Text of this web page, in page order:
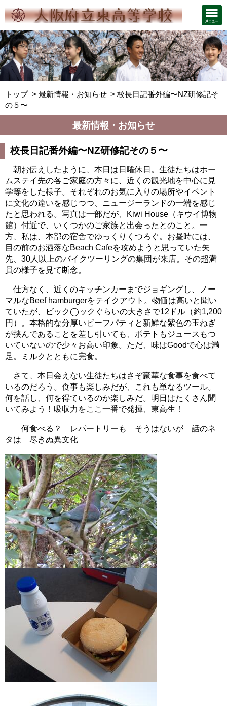
トップ 最新情報・お知らせ
校長日記番外編〜NZ研修記そ
の５〜
最新情報・お知らせ
校長日記番外編〜NZ研修記その５〜
朝お伝えしたように、本日は日曜休日。生徒たちはホー
ムステイ先の各ご家庭の方々に、近くの観光地を中心に見
学等をした様子。それぞれのお気に入りの場所やイベント
に文化の違いを感じつつ、ニュージーランドの一端を感じ
たと思われる。写真は一部だが、Kiwi House（キウイ博物
館）付近で、いくつかのご家族と出会ったとのこと。一
方、私は、本部の宿舎でゆっくりくつろぐ。お昼時には、
目の前のお洒落なBeach Cafeを攻めようと思っていた矢
先、30人以上のバイクツーリングの集団が来店。その超満
員の様子を見て断念。
仕方なく、近くのキッチンカーまでジョギングし、ノー
マルなBeef hamburgerをテイクアウト。物価は高いと聞い
ていたが、ビック◯ックぐらいの大きさで12ドル（約1,200
円）。本格的な分厚いビーフパティと新鮮な紫色の玉ねぎ
が挟んであることを差し引いても、ポテトもジュースもつ
いていないので少々お高い印象。ただ、味はGoodで心は満
足。ミルクとともに完食。
さて、本日会えない生徒たちはさぞ豪華な食事を食べて
いるのだろう。食事も楽しみだが、これも単なるツール。
何を話し、何を得ているのか楽しみだ。明日はたくさん聞
いてみよう！吸収力をここ一番で発揮、東高生！
何食べる？ レパートリーも そうはないが 話のネ
タは 尽きぬ異文化